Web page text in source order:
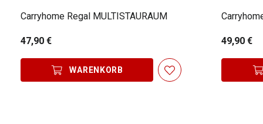
Carryhome Regal MULTISTAURAUM
47,90 €
WARENKORB
49,90 €